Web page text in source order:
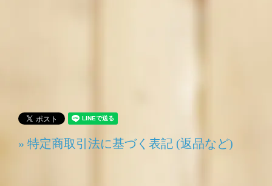
» 特定商取引法に基づく表記 (返品など)